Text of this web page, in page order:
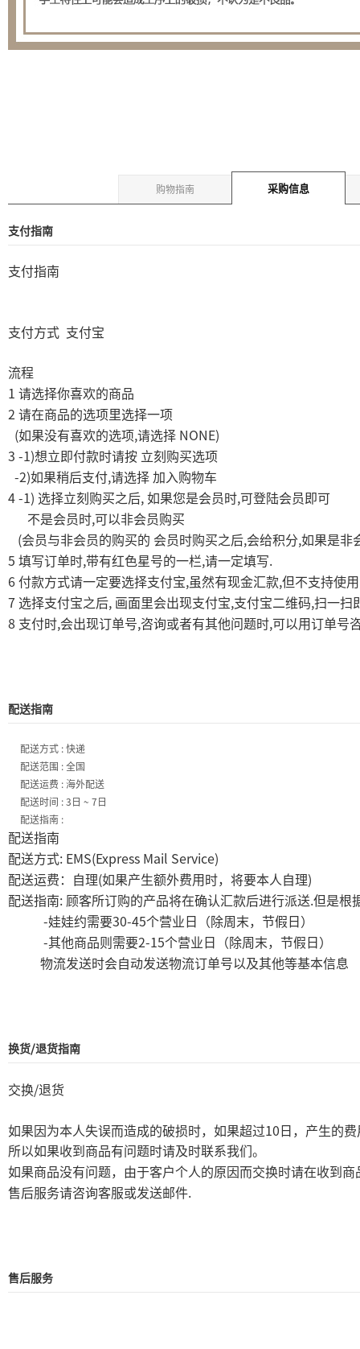
购物指南 采购信息
支付指南
支付指南
支付方式 支付宝
流程
1 请选择你喜欢的商品
2 请在商品的选项里选择一项
(如果没有喜欢的选项,请选择 NONE)
3 -1)想立即付款时请按 立刻购买选项
-2)如果稍后支付,请选择 加入购物车
4 -1) 选择立刻购买之后, 如果您是会员时,可登陆会员即可
不是会员时,可以非会员购买
(会员与非会员的购买的 会员时购买之后,会给积分,如果是非
5 填写订单时,带有红色星号的一栏,请一定填写.
6 付款方式请一定要选择支付宝,虽然有现金汇款,但不支持使用
7 选择支付宝之后, 画面里会出现支付宝,支付宝二维码,扫一扫
8 支付时,会出现订单号,咨询或者有其他问题时,可以用订单号
配送指南
配送方式 : 快递
配送范围 : 全国
配送运费 : 海外配送
配送时间 : 3日 ~ 7日
配送指南 :
配送指南
配送方式: EMS(Express Mail Service)
配送运费：自理(如果产生额外费用时，将要本人自理)
配送指南: 顾客所订购的产品将在确认汇款后进行派送.但是根
-娃娃约需要30-45个营业日（除周末，节假日）
-其他商品则需要2-15个营业日（除周末，节假日）
物流发送时会自动发送物流订单号以及其他等基本信息
换货/退货指南
交换/退货
如果因为本人失误而造成的破损时，如果超过10 日，产生的
所以如果收到商品有问题时请及时联系我们。
如果商品没有问题，由于客户个人的原因而交换时请在收到商
售后服务请咨询客服或发送邮件.
售后服务